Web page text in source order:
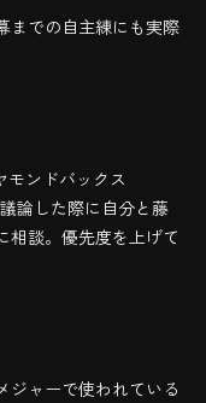
までの自主練にも実際
モンドバックス
論した際に自分と藤
相談。優先度を上げて
ジャーで使われている